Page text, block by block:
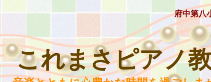
府中第八
これまさピアノ